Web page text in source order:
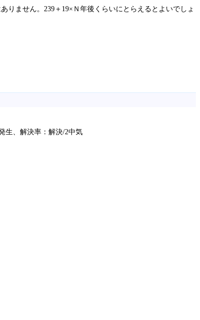
りません。239＋19×Ｎ年後くらいにとらえるとよいでしょ
生、解決率：解決/2中気